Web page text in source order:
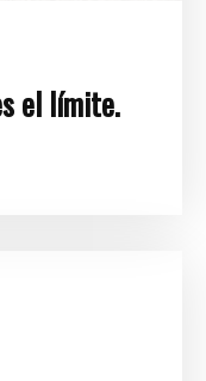
el límite.